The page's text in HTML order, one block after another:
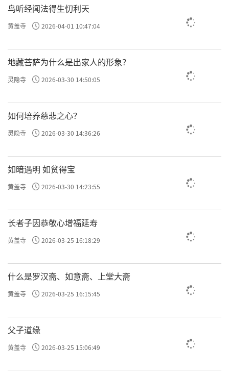
鸟听经闻法得生忉利天
黄盖寺 2026-04-01 10:47:04
地藏菩萨为什么是出家人的形象？
灵隐寺 2026-03-30 14:50:05
如何培养慈悲之心？
灵隐寺 2026-03-30 14:36:26
如暗遇明 如贫得宝
黄盖寺 2026-03-30 14:23:55
长者子因恭敬心增福延寿
黄盖寺 2026-03-25 16:18:29
什么是罗汉斋、如意斋、上堂大斋
黄盖寺 2026-03-25 16:15:45
父子道缘
黄盖寺 2026-03-25 15:06:49